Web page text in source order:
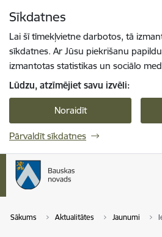
Sīkdatnes
Lai šī tīmekļvietne darbotos, tā
sīkdatnes. Ar Jūsu piekrišanu
izmantotas statistikas un sociālo
Lūdzu, atzīmējiet savu izvēli:
Noraidīt
Pārvaldīt sīkdatnes
Sākums Aktualitātes Jaunumi